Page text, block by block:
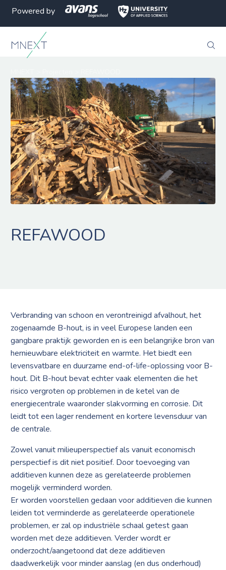
Powered by
REFAWOOD
Verbranding van schoon en verontreinigd afvalhout, het
zogenaamde B-hout, is in veel Europese landen een
gangbare praktijk geworden en is een belangrijke bron van
hernieuwbare elektriciteit en warmte. Het biedt een
levensvatbare en duurzame end-of-life-oplossing voor B-
hout. Dit B-hout bevat echter vaak elementen die het
risico vergroten op problemen in de ketel van de
energiecentrale waaronder slakvorming en corrosie. Dit
leidt tot een lager rendement en kortere levensduur van
de centrale.
Zowel vanuit milieuperspectief als vanuit economisch
perspectief is dit niet positief. Door toevoeging van
additieven kunnen deze as gerelateerde problemen
mogelijk verminderd worden.
Er worden voorstellen gedaan voor additieven die kunnen
leiden tot verminderde as gerelateerde operationele
problemen, er zal op industriële schaal getest gaan
worden met deze additieven. Verder wordt er
onderzocht/aangetoond dat deze additieven
daadwerkelijk voor minder aanslag (en dus onderhoud)